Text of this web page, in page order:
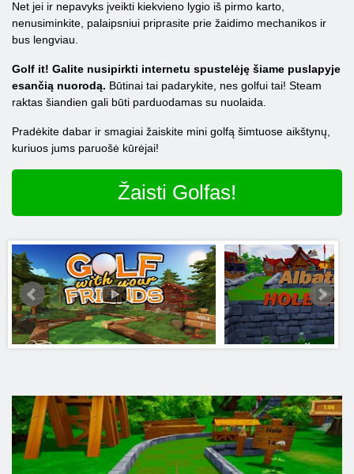
Net jei ir nepavyks įveikti kiekvieno lygio iš pirmo karto,
nenusiminkite, palaipsniui priprasite prie žaidimo mechanikos ir
bus lengviau.
Golf it! Galite nusipirkti internetu spustelėję šiame puslapyje
esančią nuorodą. Būtinai tai padarykite, nes golfui tai! Steam
raktas šiandien gali būti parduodamas su nuolaida.
Pradėkite dabar ir smagiai žaiskite mini golfą šimtuose aikštynų,
kuriuos jums paruošė kūrėjai!
Žaisti Golfas!